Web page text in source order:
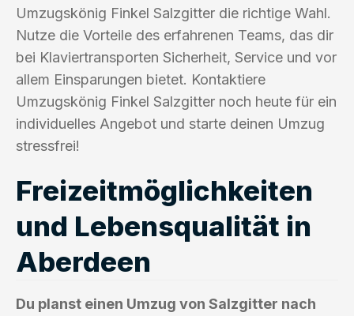
Umzugskönig Finkel Salzgitter die richtige Wahl.
Nutze die Vorteile des erfahrenen Teams, das dir
bei Klaviertransporten Sicherheit, Service und vor
allem Einsparungen bietet. Kontaktiere
Umzugskönig Finkel Salzgitter noch heute für ein
individuelles Angebot und starte deinen Umzug
stressfrei!
Freizeitmöglichkeiten
und Lebensqualität in
Aberdeen
Du planst einen Umzug von Salzgitter nach